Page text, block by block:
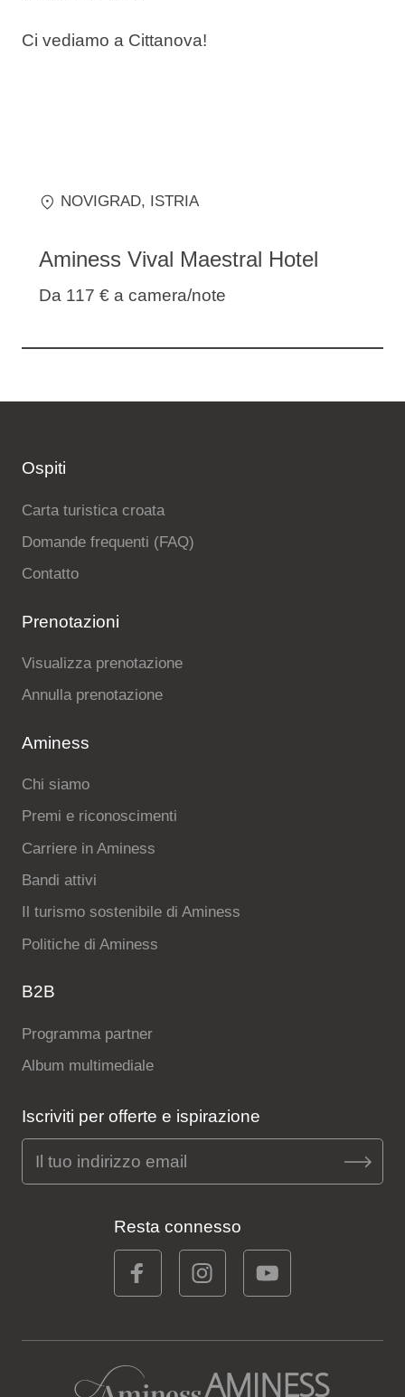
Ci vediamo a Cittanova!
NOVIGRAD, ISTRIA
Aminess Vival Maestral Hotel
Da 117 € a camera/note
Ospiti
Carta turistica croata
Domande frequenti (FAQ)
Contatto
Prenotazioni
Visualizza prenotazione
Annulla prenotazione
Aminess
Chi siamo
Premi e riconoscimenti
Carriere in Aminess
Bandi attivi
Il turismo sostenibile di Aminess
Politiche di Aminess
B2B
Programma partner
Album multimediale
Iscriviti per offerte e ispirazione
Resta connesso